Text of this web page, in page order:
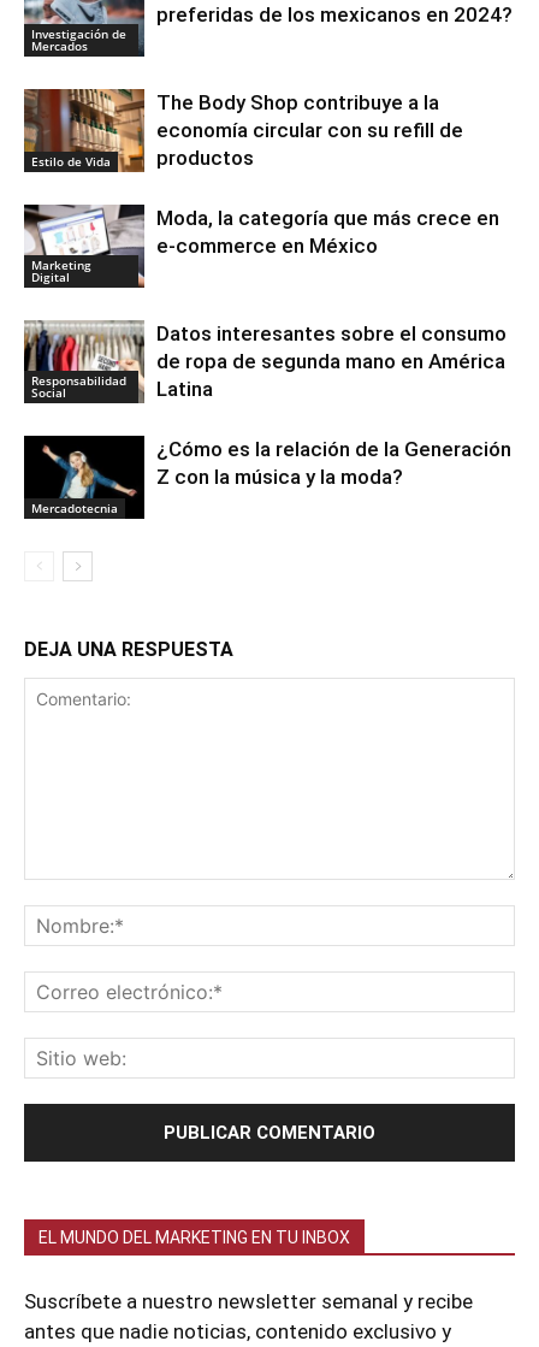
Investigación de
Mercados
preferidas de los mexicanos en 2024?
Estilo de Vida
The Body Shop contribuye a la
economía circular con su refill de
productos
Marketing
Digital
Moda, la categoría que más crece en
e-commerce en México
Responsabilidad
Social
Datos interesantes sobre el consumo
de ropa de segunda mano en América
Latina
Mercadotecnia
¿Cómo es la relación de la Generación
Z con la música y la moda?
DEJA UNA RESPUESTA
EL MUNDO DEL MARKETING EN TU INBOX
Suscríbete a nuestro newsletter semanal y recibe
antes que nadie noticias, contenido exclusivo y